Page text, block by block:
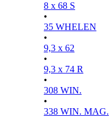
8 x 68 S
•
35 WHELEN
•
9,3 x 62
•
9,3 x 74 R
•
308 WIN.
•
338 WIN. MAG.